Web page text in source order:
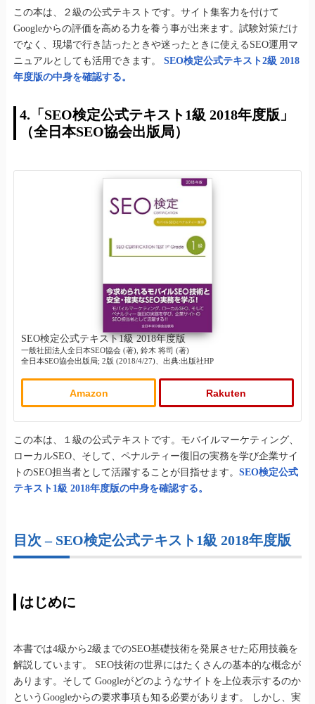
この本は、２級の公式テキストです。サイト集客力を付けて
Googleからの評価を高める力を養う事が出来ます。試験対策だけ
でなく、現場で行き詰ったときや迷ったときに使えるSEO運用マ
ニュアルとしても活用できます。
SEO検定公式テキスト2級 2018
年度版の中身を確認する。
4.「SEO検定公式テキスト1級 2018年度版」
（全日本SEO協会出版局）
SEO検定公式テキスト1級 2018年度版
一般社団法人全日本SEO協会 (著), 鈴木 将司 (著)
全日本SEO協会出版局; 2版 (2018/4/27)、出典:出版社HP
Amazon Rakuten
この本は、１級の公式テキストです。モバイルマーケティング、
ローカルSEO、そして、ペナルティー復旧の実務を学び企業サイ
トのSEO担当者として活躍することが目指せます。 SEO検定公式
テキスト1級 2018年度版の中身を確認する。
目次 – SEO検定公式テキスト1級 2018年度版
はじめに
本書では4級から2級までのSEO基礎技術を発展させた応用技義を
解説しています。 SEO技術の世界にはたくさんの基本的な概念が
あります。そして Googleがどのようなサイトを上位表示するのか
というGoogleからの要求事項も知る必要があります。 しかし、実